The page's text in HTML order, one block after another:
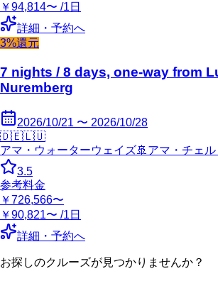
￥94,814〜 /1日
詳細・予約へ
3%還元
7 nights / 8 days, one-way from
Nuremberg
2026/10/21 〜 2026/10/28
🇩🇪🇱🇺
アマ・ウォーターウェイズ🚢 アマ・チェル
3.5
参考料金
￥726,566〜
￥90,821〜 /1日
詳細・予約へ
お探しのクルーズが見つかりませんか？